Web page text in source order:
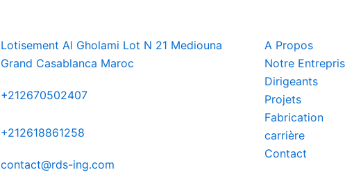
Lotisement Al Gholami Lot N 21 Mediouna
Grand Casablanca Maroc
+212670502407
+212618861258
contact@rds-ing.com
A Propos
Notre
Dirigeants
Projets
Fabrication
carrière
Contact